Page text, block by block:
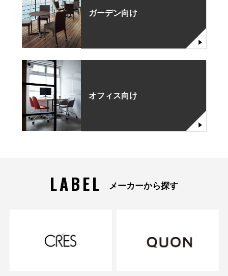
ガーデン向け
オフィス向け
LABEL メーカーから探す